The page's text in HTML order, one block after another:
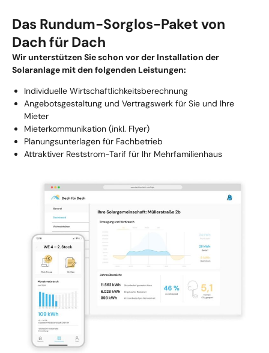
Das Rundum-Sorglos-Paket von
Dach für Dach
Wir unterstützen Sie schon vor der Installation der
Solaranlage mit den folgenden Leistungen:
Individuelle Wirtschaftlichkeitsberechnung
Angebotsgestaltung und Vertragswerk für Sie und Ihre
Mieter
Mieterkommunikation (inkl. Flyer)
Planungsunterlagen für Fachbetrieb
Attraktiver Reststrom-Tarif für Ihr Mehrfamilienhaus